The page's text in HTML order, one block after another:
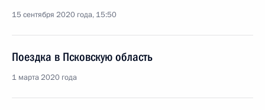
15 сентября 2020 года, 15:50
Поездка в Псковскую область
1 марта 2020 года